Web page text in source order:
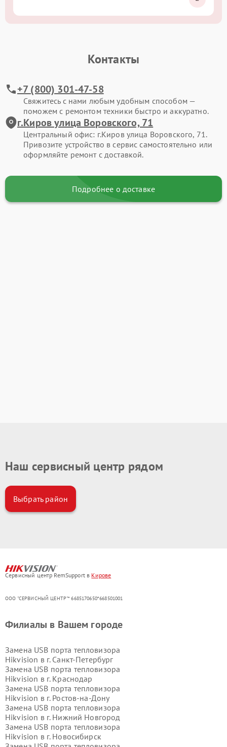
Контакты
+7 (800) 301-47-58
Свяжитесь с нами любым удобным способом —
поможем с ремонтом техники быстро и аккуратно.
г.Киров улица Воровского, 71
Центральный офис: г.Киров улица Воровского, 71.
Привозите устройство в сервис самостоятельно или
оформляйте ремонт с доставкой.
Подробнее о доставке
Наш сервисный центр рядом
Выбрать район
Сервисный центр RemSupport в Кирове
ООО "СЕРВИСНЫЙ ЦЕНТР"* 6685170650*668501001
Филиалы в Вашем городе
Замена USB порта тепловизора
Hikvision в г. Санкт-Петербург
Замена USB порта тепловизора
Hikvision в г. Краснодар
Замена USB порта тепловизора
Hikvision в г. Ростов-на-Дону
Замена USB порта тепловизора
Hikvision в г. Нижний Новгород
Замена USB порта тепловизора
Hikvision в г. Новосибирск